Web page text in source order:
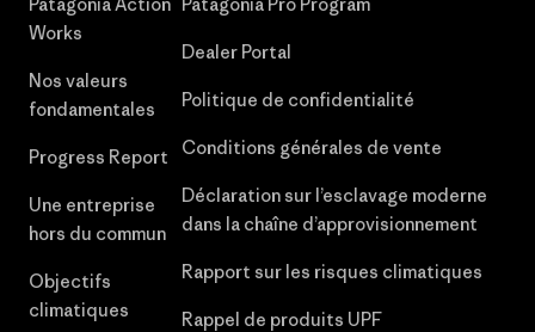
Works
Nos valeurs
fondamentales
Progress Report
Une entreprise
hors du commun
Objectifs
climatiques
Dealer Portal
Politique de confidentialité
Conditions générales de vente
Déclaration sur l’esclavage moderne
dans la chaîne d’approvisionnement
Rapport sur les risques climatiques
Rappel de produits UPF